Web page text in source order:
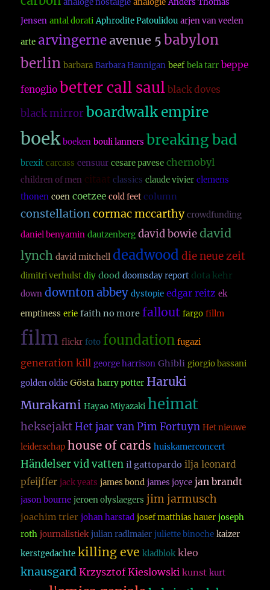
analoge nostalgie analogie Anders Thomas
Jensen antal dorati Aphrodite Patoulidou arjen van veelen
arte arvingerne avenue 5 babylon
berlin barbara Barbara Hannigan beef bela tarr beppe
fenoglio better call saul black doves
black mirror boardwalk empire
boek boeken bouli lanners breaking bad
brexit carcass censuur cesare pavese chernobyl
children of men citaat classics claude vivier clemens
thonen coen coetzee cold feet column
constellationcormac mccarthy crowdfunding
daniel benyamin dautzenberg david bowie david
lynch david mitchell deadwood die neue zeit
dimitri verhulst diy dood doomsday report dota kehr
down downton abbey dystopie edgar reitz ek
emptiness erie faith no more fallout fargo fillm
film flickr foto foundation fugazi
generation kill george harrison Ghibli giorgio bassani
golden oldie Gösta harry potter Haruki
Murakami Hayao Miyazaki heimat
heksejakt Het jaar van Pim Fortuyn Het nieuwe
leiderschap house of cards huiskamerconcert
Händelser vid vatten il gattopardo ilja leonard
pfeijffer jack yeats james bond james joyce jan brandt
jason bourne jeroen olyslaegers jim jarmusch
joachim trier johan harstad josef matthias hauer joseph
roth journalistiek julian radlmaier juliette binoche kaizer
kerstgedachte killing eve kladblok kleo
knausgard Krzysztof Kieslowski kunst kurt